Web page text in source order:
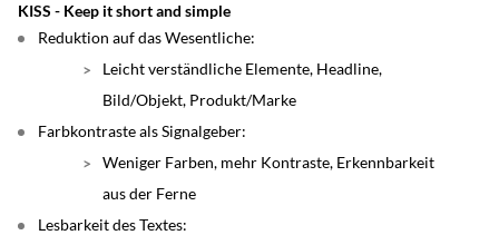
KISS - Keep it short and simple
Reduktion auf das Wesentliche:
Leicht verständliche Elemente, Headline,
Bild/Objekt, Produkt/Marke
Farbkontraste als Signalgeber:
Weniger Farben, mehr Kontraste, Erkennbarkeit
aus der Ferne
Lesbarkeit des Textes: